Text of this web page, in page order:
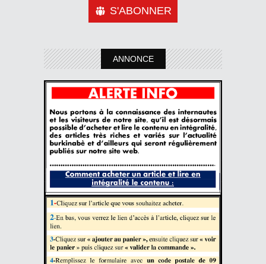
S'ABONNER
ANNONCE